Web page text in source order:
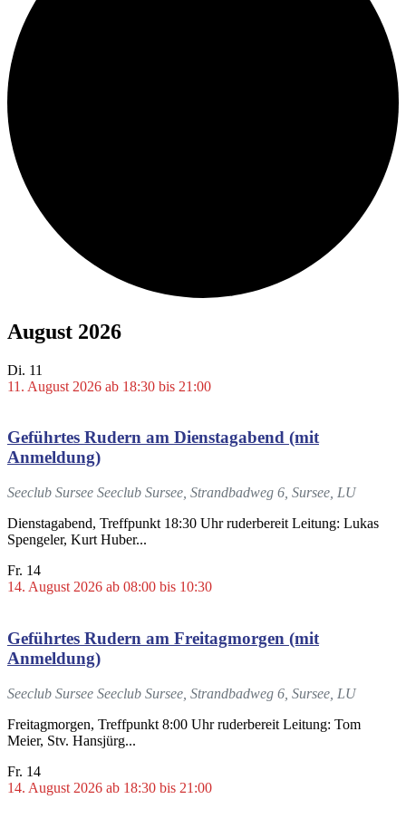
August 2026
Di. 11
11. August 2026 ab 18:30 bis 21:00
Geführtes Rudern am Dienstagabend (mit
Anmeldung)
Seeclub Sursee Seeclub Sursee, Strandbadweg 6, Sursee, LU
Dienstagabend, Treffpunkt 18:30 Uhr ruderbereit Leitung: Lukas
Spengeler, Kurt Huber...
Fr. 14
14. August 2026 ab 08:00 bis 10:30
Geführtes Rudern am Freitagmorgen (mit
Anmeldung)
Seeclub Sursee Seeclub Sursee, Strandbadweg 6, Sursee, LU
Freitagmorgen, Treffpunkt 8:00 Uhr ruderbereit Leitung: Tom
Meier, Stv. Hansjürg...
Fr. 14
14. August 2026 ab 18:30 bis 21:00